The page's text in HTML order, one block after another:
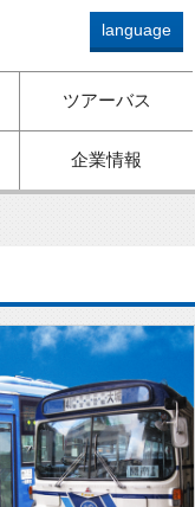
language
ツアーバス
企業情報